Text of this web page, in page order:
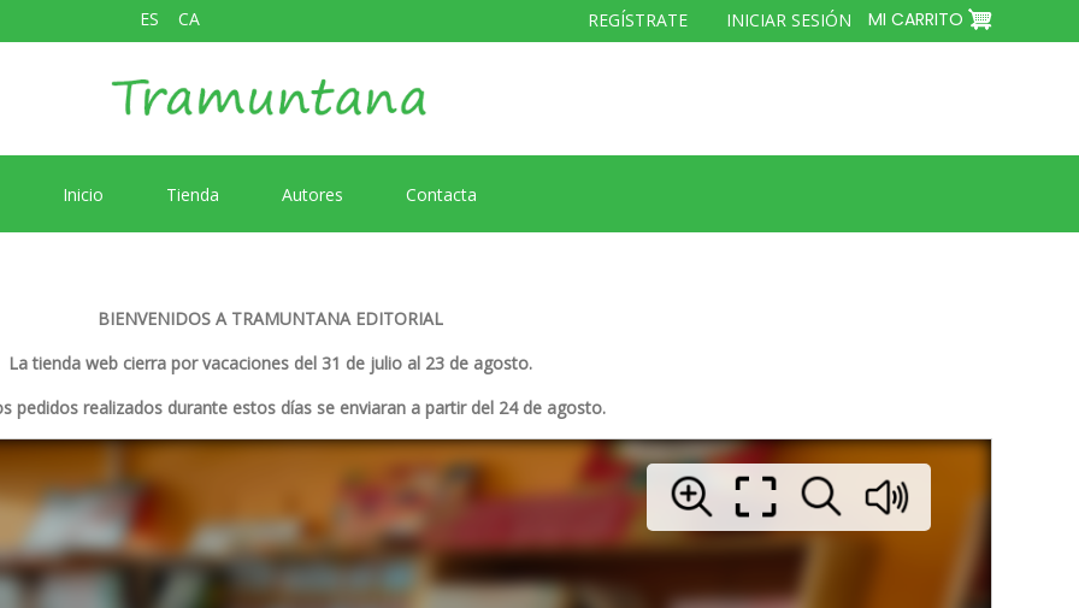
MI CARRITO
ES CA
MENÚ
DEL
REGÍSTRATE INICIAR SESIÓN
Inicio Tienda Autores Contacta
BIENVENIDOS A TRAMUNTANA EDITORIAL
La tienda web cierra por vacaciones del 31 de julio al 23 de agosto.
pedidos realizados durante estos días se enviaran a partir del 24 de agosto.